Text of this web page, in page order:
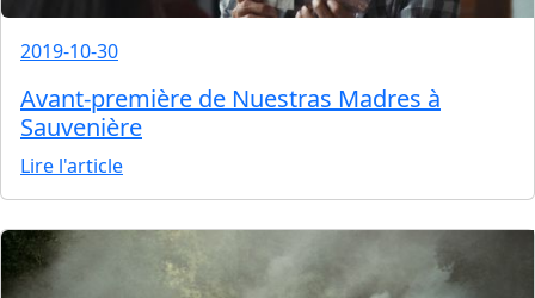
2019-10-30
Avant-première de Nuestras Madres à
Sauvenière
Lire l'article